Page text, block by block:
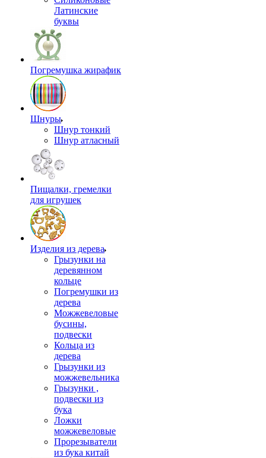
Латинские
буквы
Погремушка жирафик
Шнуры
Шнур тонкий
Шнур атласный
Пищалки, гремелки
для игрушек
Изделия из дерева
Грызунки на
деревянном
кольце
Погремушки из
дерева
Можжевеловые
бусины,
подвески
Кольца из
дерева
Грызунки из
можжевельника
Грызунки ,
подвески из
бука
Ложки
можжевеловые
Прорезыватели
из бука китай